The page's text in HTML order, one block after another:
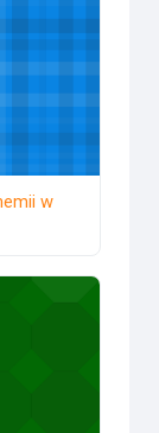
w 2021 roku
w
zagadnień